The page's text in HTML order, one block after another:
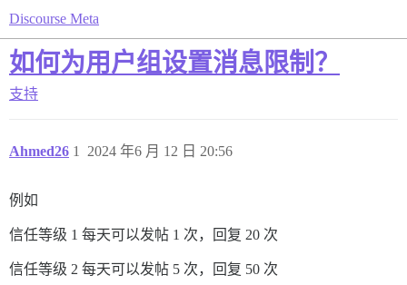
Discourse Meta
如何为用户组设置消息限制？
支持
Ahmed26 2024 年6 月 12 日 20:56
1
例如
信任等级 1 每天可以发帖 1 次，回复 20 次
信任等级 2 每天可以发帖 5 次，回复 50 次